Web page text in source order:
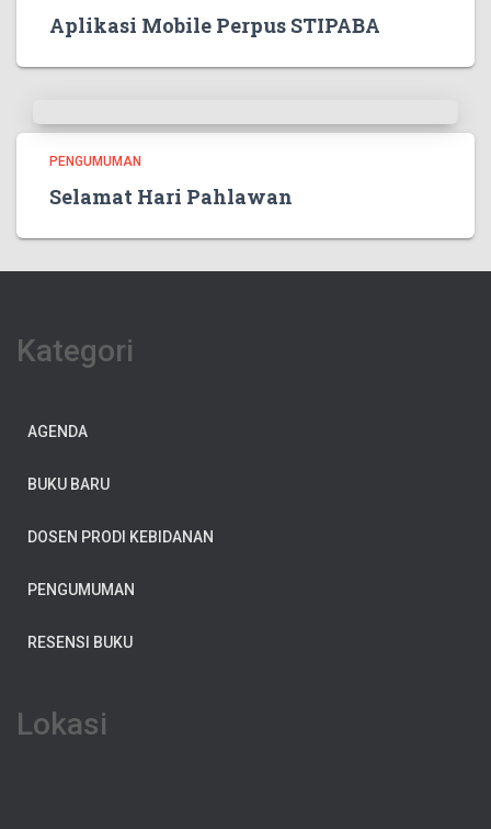
Aplikasi Mobile Perpus STIPABA
PENGUMUMAN
Selamat Hari Pahlawan
Kategori
AGENDA
BUKU BARU
DOSEN PRODI KEBIDANAN
PENGUMUMAN
RESENSI BUKU
Lokasi